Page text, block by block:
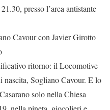
presso l’area antistante
Cavour con Javier Girotto
ritorno: il Locomotive
nascita, Sogliano Cavour. E lo
solo nella Chiesa